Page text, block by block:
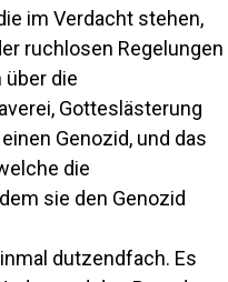
im Verdacht stehen,
ruchlosen Regelungen
über die
Gotteslästerung
Genozid, und das
die
sie den Genozid
dutzendfach. Es